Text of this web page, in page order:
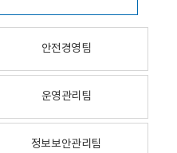
안전경영팀
운영관리팀
정보보안관리팀